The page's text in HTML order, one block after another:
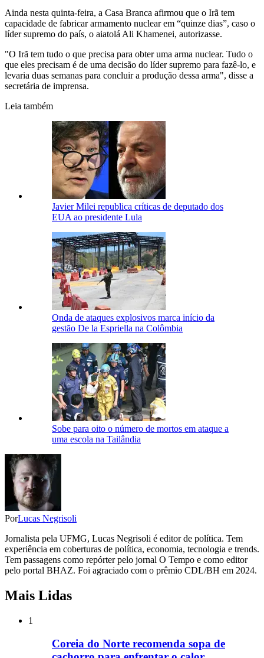
Ainda nesta quinta-feira, a Casa Branca afirmou que o Irã tem
capacidade de fabricar armamento nuclear em “quinze dias”, caso o
líder supremo do país, o aiatolá Ali Khamenei, autorizasse.
"O Irã tem tudo o que precisa para obter uma arma nuclear. Tudo o
que eles precisam é de uma decisão do líder supremo para fazê-lo, e
levaria duas semanas para concluir a produção dessa arma", disse a
secretária de imprensa.
Leia também
Javier Milei republica críticas de deputado dos
EUA ao presidente Lula
Onda de ataques explosivos marca início da
gestão De la Espriella na Colômbia
Sobe para oito o número de mortos em ataque a
uma escola na Tailândia
PorLucas Negrisoli
Jornalista pela UFMG, Lucas Negrisoli é editor de política. Tem
experiência em coberturas de política, economia, tecnologia e trends.
Tem passagens como repórter pelo jornal O Tempo e como editor
pelo portal BHAZ. Foi agraciado com o prêmio CDL/BH em 2024.
Mais Lidas
1
Coreia do Norte recomenda sopa de